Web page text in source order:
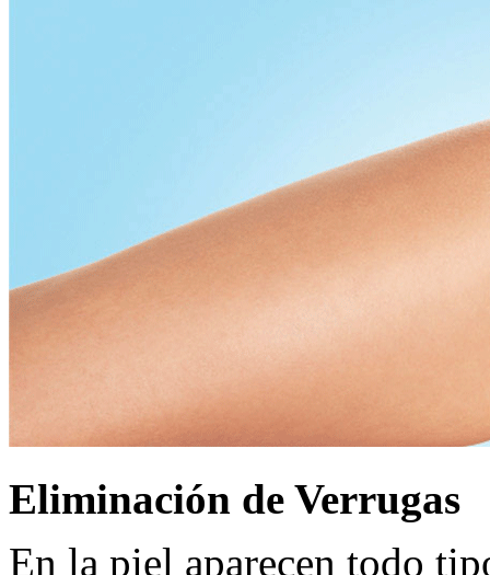
Eliminación de Verrugas
En la piel aparecen todo